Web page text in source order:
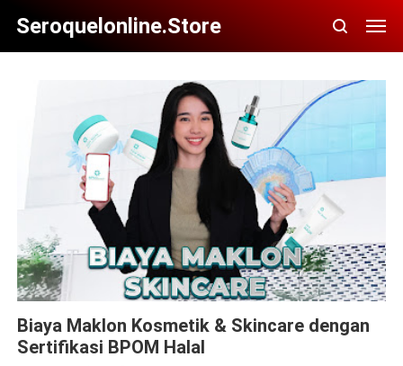
Seroquelonline.store
BPOM Halal
Biaya Maklon Kosmetik & Skincare dengan
Sertifikasi BPOM Halal